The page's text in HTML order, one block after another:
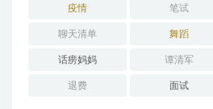
疫情 笔试
聊天清单 舞蹈
话痨妈妈 谭清军
退费 面试